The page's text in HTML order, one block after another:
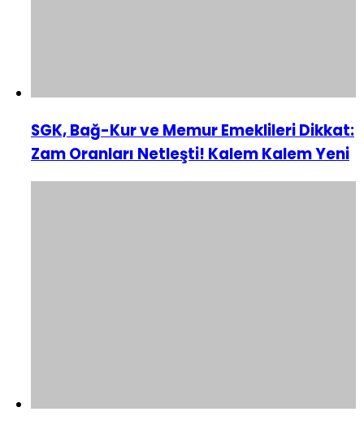
SGK, Bağ-Kur ve Memur Emeklileri Dikkat:
Zam Oranları Netleşti! Kalem Kalem Yeni